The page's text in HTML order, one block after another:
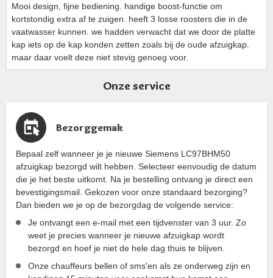
Mooi design, fijne bediening. handige boost-functie om
kortstondig extra af te zuigen. heeft 3 losse roosters die in de
vaatwasser kunnen. we hadden verwacht dat we door de platte
kap iets op de kap konden zetten zoals bij de oude afzuigkap.
maar daar voelt deze niet stevig genoeg voor.
Onze service
Bezorggemak
Bepaal zelf wanneer je je nieuwe Siemens LC97BHM50
afzuigkap bezorgd wilt hebben. Selecteer eenvoudig de datum
die je het beste uitkomt. Na je bestelling ontvang je direct een
bevestigingsmail. Gekozen voor onze standaard bezorging?
Dan bieden we je op de bezorgdag de volgende service:
Je ontvangt een e-mail met een tijdvenster van 3 uur. Zo
weet je precies wanneer je nieuwe afzuigkap wordt
bezorgd en hoef je niet de hele dag thuis te blijven.
Onze chauffeurs bellen of sms'en als ze onderweg zijn en